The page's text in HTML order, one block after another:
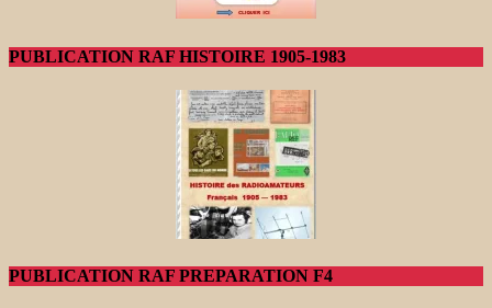
PUBLICATION RAF HISTOIRE 1905-1983
PUBLICATION RAF PREPARATION F4